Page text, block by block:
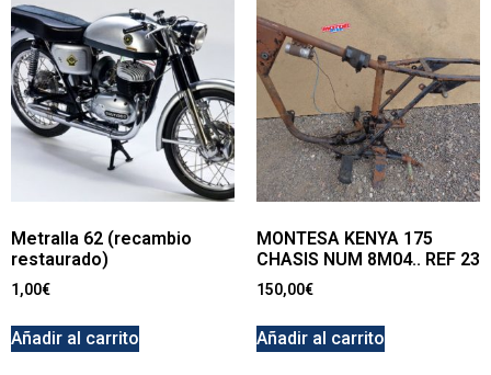
Metralla 62 (recambio
restaurado)
1,00€
Añadir al carrito
MONTESA KENYA 175
CHASIS NUM 8M04.. REF 23
150,00€
Añadir al carrito